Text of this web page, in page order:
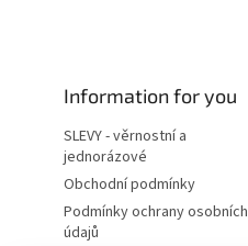
Information for you
SLEVY - věrnostní a
jednorázové
Obchodní podmínky
Podmínky ochrany osobních
údajů